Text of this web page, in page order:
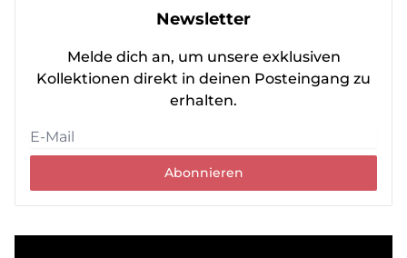
Newsletter
Melde dich an, um unsere exklusiven
Kollektionen direkt in deinen Posteingang zu
erhalten.
Abonnieren